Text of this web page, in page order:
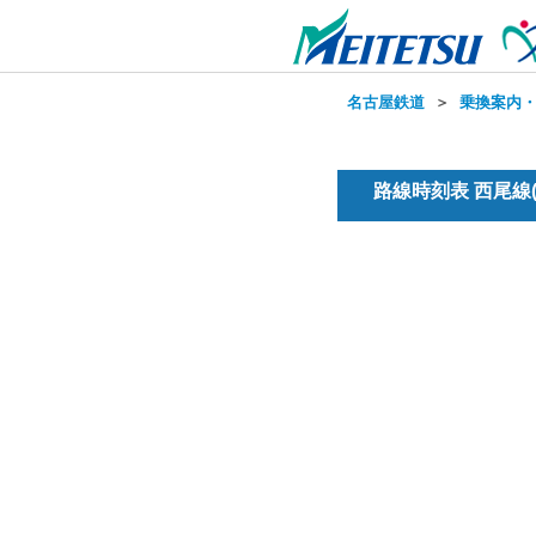
名古屋鉄道 ＞ 乗換案内
路線時刻表 西尾